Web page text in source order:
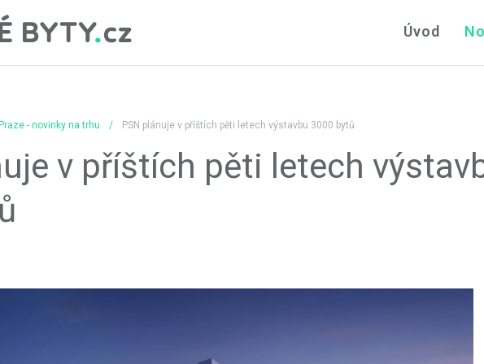
Úvod
- novinky na trhu PSN plánuje v příštích pěti letech výstavbu 3000 bytů
v příštích pěti letech